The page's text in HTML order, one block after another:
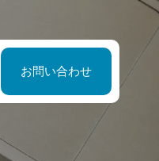
お問い合わせ